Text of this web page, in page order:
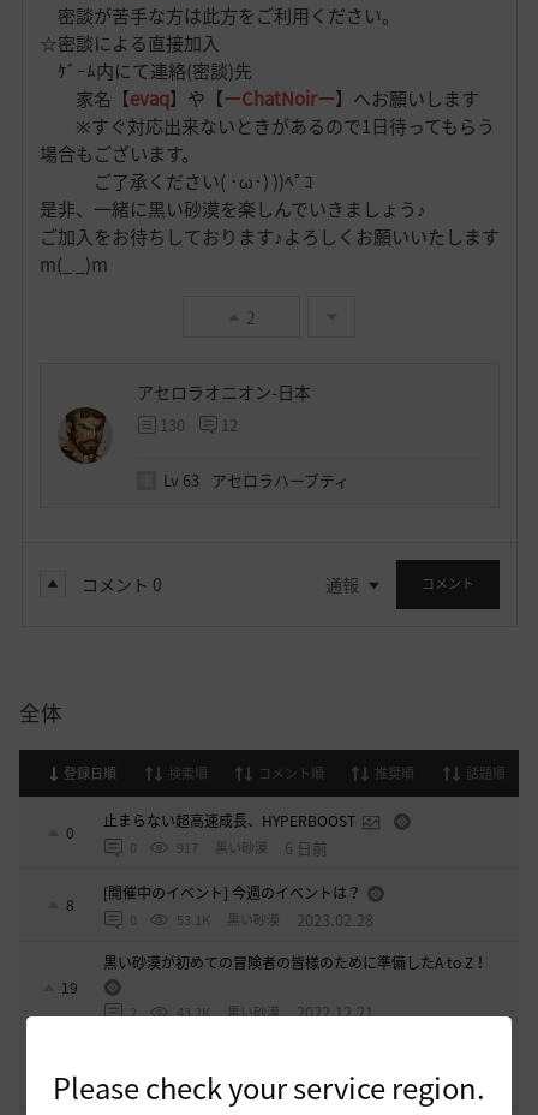
Please check your service region.
密談が苦手な方は此方をご利用ください。
☆密談による直接加入
ｹﾞｰﾑ内にて連絡(密談)先
家名【evaq】や【ーChatNoirー】へお願いします
※すぐ対応出来ないときがあるので1日待ってもらう
場合もございます。
ご了承ください( ･ω･) ))ﾍﾟｺ
是非、一緒に黒い砂漠を楽しんでいきましょう♪
ご加入をお待ちしております♪よろしくお願いいたします
m(_ _)m
2
アセロラオニオン-日本
130 12
Lv 63 アセロラハーブティ
コメント 0 通報 コメント
全体
登録日順 検索順 コメント順 推奨順 話題順
0
止まらない超高速成長、HYPERBOOST
0 917 黒い砂漠 6 日前
8
[開催中のイベント] 今週のイベントは？
0 53.1K 黒い砂漠 2023.02.28
19
黒い砂漠が初めての冒険者の皆様のために準備したA to Z！
2 43.2K 黒い砂漠 2022.12.21
1 32.3K 黒い砂漠 2021.05.12